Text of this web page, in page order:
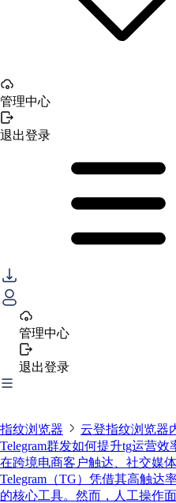
管理中心
退出登录
管理中心
退出登录
指纹浏览器 云登指纹浏览器
Telegram群发如何提升tg运营效
在跨境电商客户触达、社交媒
Telegram（TG）凭借其高触达
的核心工具。然而，人工操作